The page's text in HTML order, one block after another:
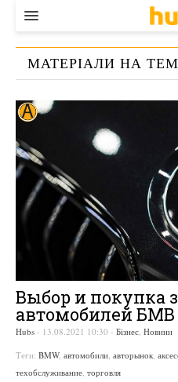
ВЛАДА
ЕКОНОМІКА
БІЗНЕС
КОНТАКТИ
МАТЕРІАЛИ НА
Выбор и покупка
автомобилей БМВ
Hubs - 13.08.2021 10:30 - Бізнес Новини
Теги: BMW, автомобили авторынок
техобслуживание торговля